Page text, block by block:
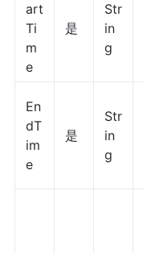
art
Ti
m
e
是
Str
in
g
En
dT
im
e
是
Str
in
g